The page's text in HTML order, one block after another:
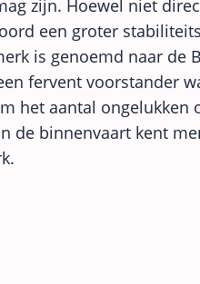
zijn. Hoewel niet
een groter
is genoemd naar de
fervent voorstander
het aantal ongelukken
de binnenvaart kent